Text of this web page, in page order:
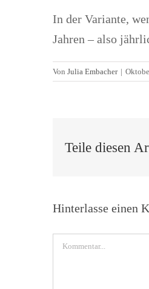
In der Variante,
Jahren – also
Von Julia Embacher |
Teile diesen
Hinterlasse einen
Kommentar